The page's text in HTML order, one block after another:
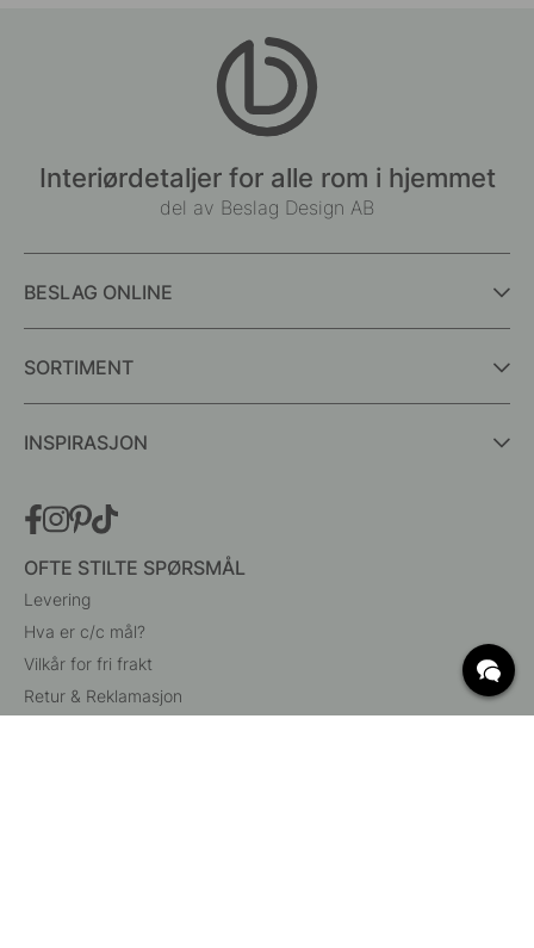
Interiørdetaljer for alle rom i hjemmet
del av Beslag Design AB
BESLAG ONLINE
SORTIMENT
INSPIRASJON
OFTE STILTE SPØRSMÅL
Levering
Hva er c/c mål?
Vilkår for fri frakt
Retur & Reklamasjon